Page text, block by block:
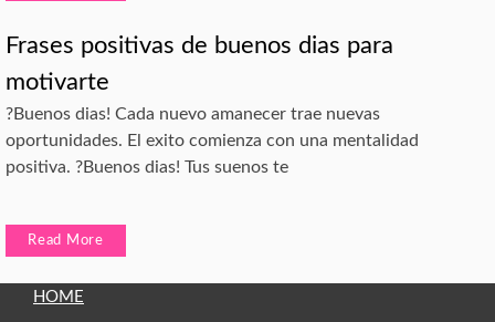
Frases positivas de buenos dias para
motivarte
?Buenos dias! Cada nuevo amanecer trae nuevas
oportunidades. El exito comienza con una mentalidad
positiva. ?Buenos dias! Tus suenos te
Read More
HOME